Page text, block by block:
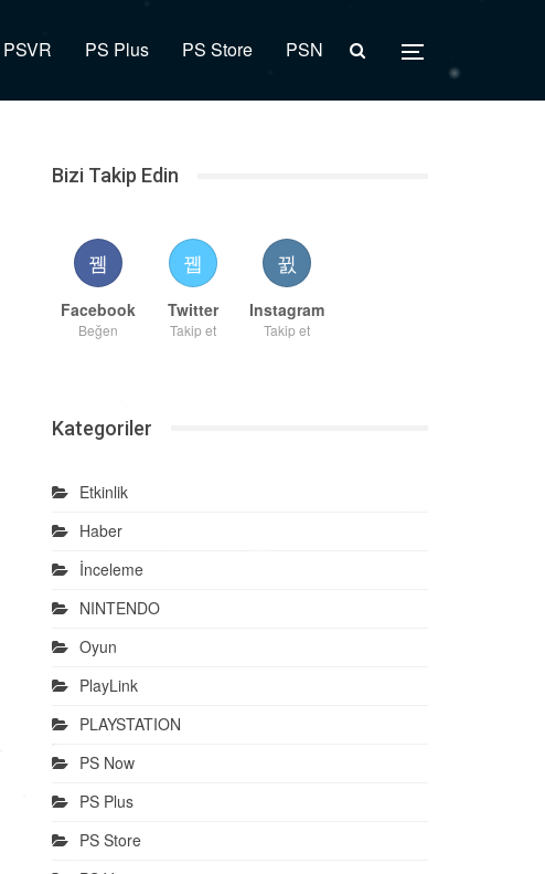
PSVR PS Plus PS Store PSN
Bizi Takip Edin
Facebook
Beğen
Twitter
Takip et
Instagram
Takip et
Kategoriler
Etkinlik
Haber
İnceleme
NINTENDO
Oyun
PlayLink
PLAYSTATION
PS Now
PS Plus
PS Store